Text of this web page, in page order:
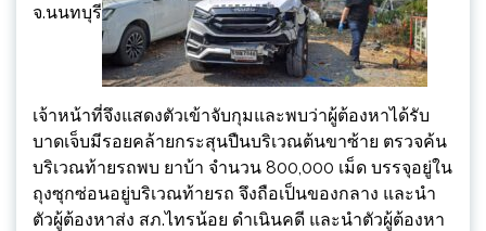
จ.นนทบุรี
เจ้าหน้าที่จึงแสดงตัวเข้าจับกุมและพบว่าผู้ต้องหาได้รับ
บาดเจ็บมีรอยคล้ายกระสุนปืนบริเวณต้นขาซ้าย ตรวจค้น
บริเวณท้ายรถพบ ยาบ้า จำนวน 800,000 เม็ด บรรจุอยู่ใน
ถุงซุกซ่อนอยู่บริเวณท้ายรถ จึงถือเป็นของกลาง และนำ
ตัวผู้ต้องหาส่ง สภ.ไทรน้อย ดำเนินคดี และนำตัวผู้ต้องหา